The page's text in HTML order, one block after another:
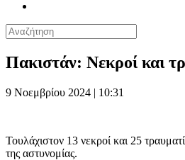
Πακιστάν: Νεκροί και
9 Νοεμβρίου 2024 | 10:31
Τουλάχιστον 13 νεκροί και 25
της αστυνομίας.